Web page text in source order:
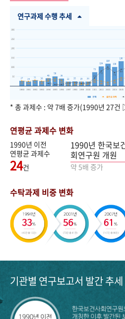
연구과제 수행 추세
* 총 과제수 : 약 7배 증가(1990년 27
연평균 과제수 변화
1990년 이전
연평균 과제수
24건
1990년 한국보
회연구원 개원
약 5배 증가
수탁과제 비중 변화
기관별 연구보고서 발간 추세